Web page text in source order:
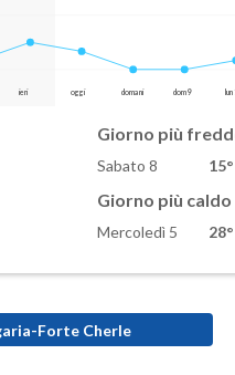
ieri oggi domani dom 9 lun
Giorno più
Sabato 8 15°
Giorno più caldo
Mercoledì 5 28°
Forte Cherle